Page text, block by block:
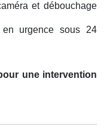
et débouchage
urgence sous 24
une intervention